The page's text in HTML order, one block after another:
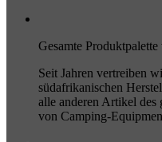
Gesamte
Seit Jahren vertreiben
südafrikanischen
alle anderen Artikel des
von Camping-